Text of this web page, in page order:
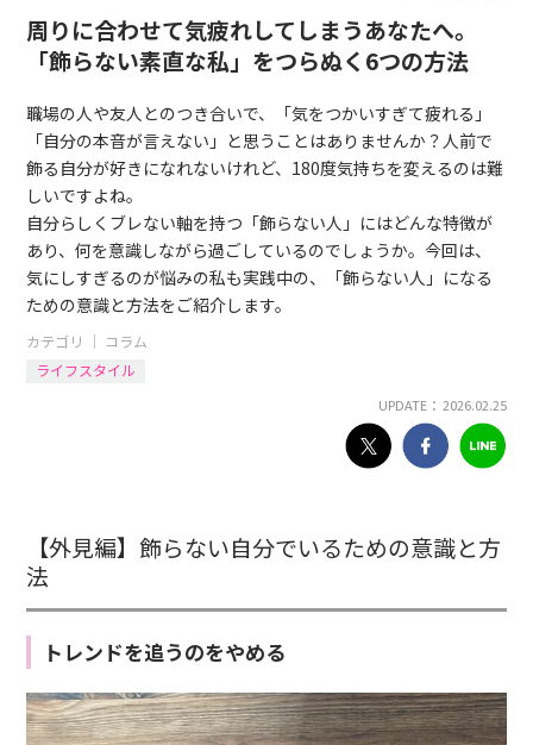
周りに合わせて気疲れしてしまうあなたへ。
「飾らない素直な私」をつらぬく6つの方法
職場の人や友人とのつき合いで、「気をつかいすぎて疲れる」
「自分の本音が言えない」と思うことはありませんか？人前で
飾る自分が好きになれないけれど、180度気持ちを変えるのは難
しいですよね。
自分らしくブレない軸を持つ「飾らない人」にはどんな特徴が
あり、何を意識しながら過ごしているのでしょうか。今回は、
気にしすぎるのが悩みの私も実践中の、「飾らない人」になる
ための意識と方法をご紹介します。
カテゴリ ｜ コラム
ライフスタイル
UPDATE： 2026.02.25
【外見編】飾らない自分でいるための意識と方
法
トレンドを追うのをやめる